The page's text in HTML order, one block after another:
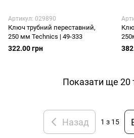
Артикул: 029890
Ключ трубний переставний,
250 мм Technics | 49-333
322.00 грн
Показати ще 20
Назад 1 з 15